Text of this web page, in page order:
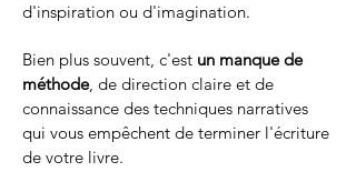
d'inspiration ou d'imagination.
Bien plus souvent, c'est un manque de
méthode, de direction claire et de
connaissance des techniques narratives
qui vous empêchent de terminer l'écriture
de votre livre.